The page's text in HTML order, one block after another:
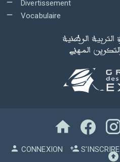
Divertissement
Vocabulaire
CONNEXION S'INSCRIRE